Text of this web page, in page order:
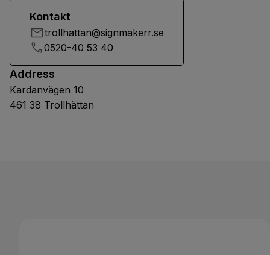
Kontakt
trollhattan@signmakerr.se
0520-40 53 40
Address
Kardanvägen 10
461 38 Trollhättan